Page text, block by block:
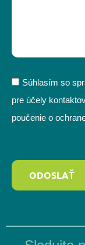
Súhlasím so
pre účely
poučenie o
ODOSLAŤ